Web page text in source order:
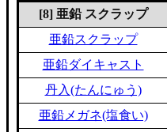
[8] 亜鉛 スクラップ
亜鉛スクラップ
亜鉛ダイキャスト
丹入(たんにゅう)
亜鉛メガネ(塩食い)